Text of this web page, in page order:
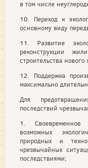
в том числе
10. Переход к
основному виду
11. Развитие
реконструкции
строительства нового
12. Поддержка
максимально
Для
последствий
1. Своевременное
возможных
природных и
чрезвычайных
последствиями;